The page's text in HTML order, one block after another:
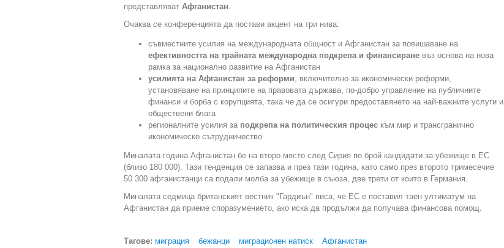
представляват Афганистан
Очаква се конференцията да постави акцент на три нива:
съвместните усилия на международната общност и Афганистан за повишаване на
ефективността на трайната международна подкрепа и финансиране въз основа на нова
рамка за национално развитие на Афганистан
усилията на Афганистан за реформи , включително за икономически реформи,
установяване на принципите на правовата държава, по-добро управление на публичните
финанси и борба с корупцията, така че да се осигури предоставянето на най-важните услуги и
обществени блага
регионалните усилия за подкрепа на политическия процес към мир и трансгранично
икономическо сътрудничество
Миналата година Афганистан бе на второ място след Сирия по брой кандидати за убежище в ЕС
(близо 180 000). Тази тенденция се запазва и през тази година, като само през второто тримесечие
50 300 афганистанци са подали молба за убежище в съюза, две трети от които в Германия.
Миналата седмица британският вестник "Гардиън" писа, че ЕС е поставил таен ултиматум на
Афганистан да приеме споразумението, ако иска да продължи да получава финансова помощ.
Тагове: миграция бежанци миграционен натиск Афганистан